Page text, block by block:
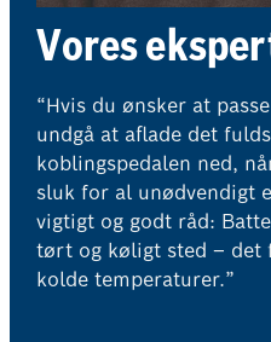
Vores
“Hvis du ønsker at
undgå at aflade det
koblingspedalen ned,
sluk for al unødvendigt
vigtigt og godt råd:
tørt og køligt sted –
kolde temperaturer.”